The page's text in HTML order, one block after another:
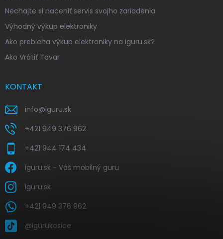
Nechajte si naceniť servis svojho zariadenia
Výhodný výkup elektroniky
Ako prebieha výkup elektroniky na iguru.sk?
Ako Vrátiť Tovar
KONTAKT
info@iguru.sk
+421 949 376 962
+421 944 174 434
iguru.sk - Váš mobilný guru
iguru.sk
+421 949 376 962
@igurukosice